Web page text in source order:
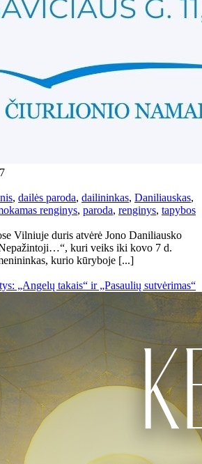
, dailės paroda, dailininkas, Daniliauskas,
renginys, paroda, renginys, tapybos
Vilniuje duris atvėrė Jono Daniliausko
kuri veiks iki kovo 7 d.
kurio kūryboje [...]
„Angelų takais“ ir „Pasaulių sutvėrimas“